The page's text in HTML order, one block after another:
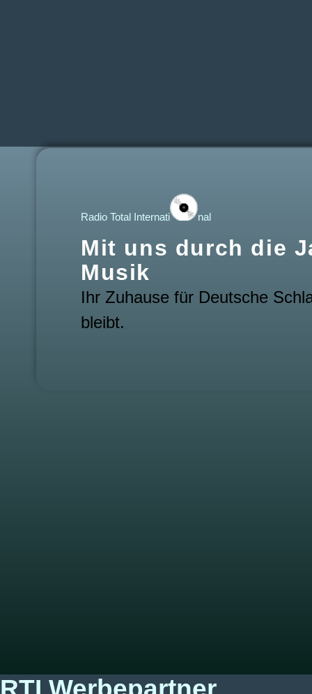
Radio Total Internati nal
Mit uns durch die
Musik
Ihr Zuhause für Deutsche
bleibt.